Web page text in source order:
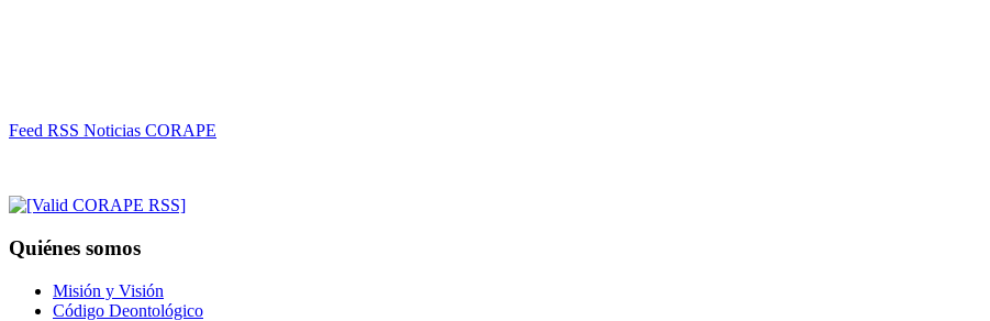
Feed RSS Noticias CORAPE
Quiénes somos
Misión y Visión
Código Deontológico